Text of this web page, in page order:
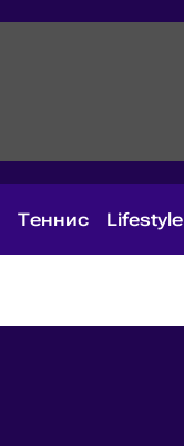
Теннис Lifestyle